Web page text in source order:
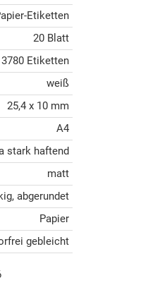
Etiketten
20 Blatt
3780 Etiketten
weiß
25,4 x 10 mm
A4
stark haftend
matt
abgerundet
Papier
gebleicht